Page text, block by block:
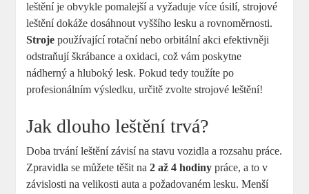
leštění je ⁤obvykle⁣ pomalejší⁢ a vyžaduje více úsilí, strojové
leštění dokáže dosáhnout⁢ vyššího lesku a rovnoměrnosti.
Stroje používající rotační nebo orbitální‍ akci efektivněji
odstraňují škrábance a oxidaci, což ‍vám poskytne
nádherný ‌a hluboký lesk. Pokud tedy ⁤toužíte po
profesionálním výsledku, určitě zvolte strojové leštění!
Jak dlouho ​leštění ⁤trvá?
Doba trvání leštění závisí na stavu⁢ vozidla a rozsahu práce.
Zpravidla se⁤ můžete těšit na2 až 4 hodiny práce, a to v
závislosti na velikosti auta a požadovaném lesku. Menší